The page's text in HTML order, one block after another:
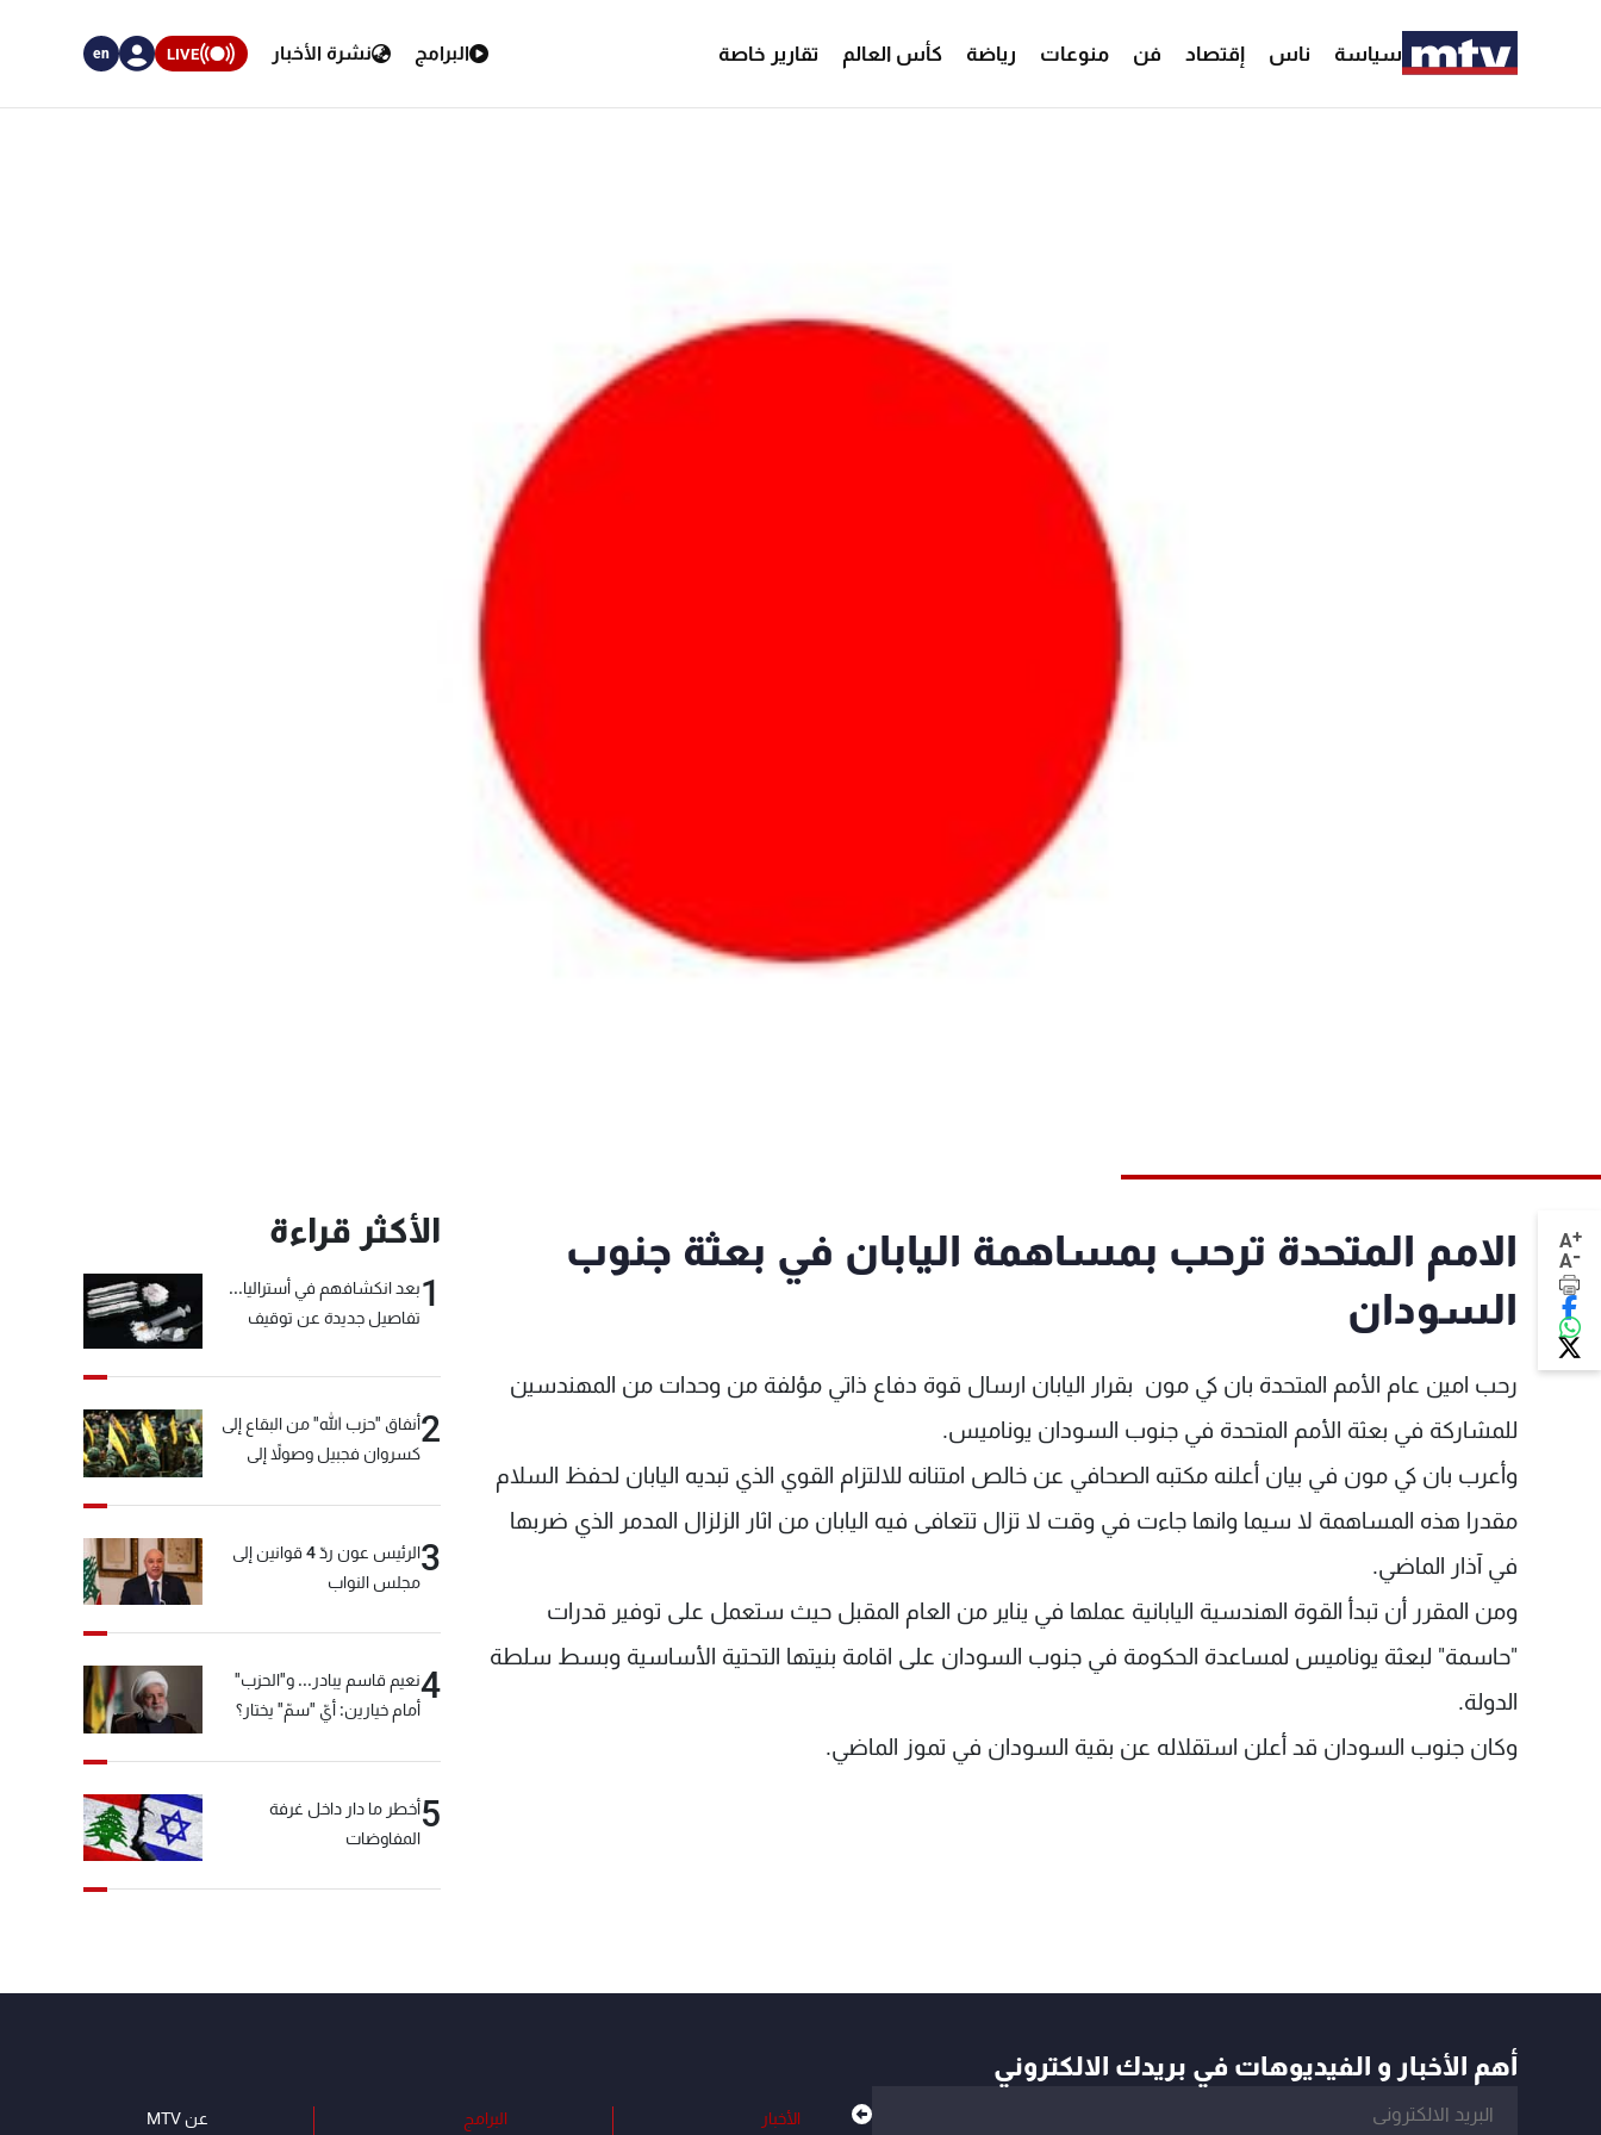
سياسة ناس إقتصاد فن منوعات رياضة كأس العالم تقارير خاصة البرامج نشرة الأخبار LIVE
en
A+
A-
الامم المتحدة ترحب بمساهمة اليابان في بعثة جنوب
السودان
رحب امين عام الأمم المتحدة بان كي مون بقرار اليابان ارسال قوة دفاع ذاتي مؤلفة من وحدات من المهندسين
للمشاركة في بعثة الأمم المتحدة في جنوب السودان يوناميس.
وأعرب بان كي مون في بيان أعلنه مكتبه الصحافي عن خالص امتنانه للالتزام القوي الذي تبديه اليابان لحفظ السلام
مقدرا هذه المساهمة لا سيما وانها جاءت في وقت لا تزال تتعافى فيه اليابان من اثار الزلزال المدمر الذي ضربها
في آذار الماضي.
ومن المقرر أن تبدأ القوة الهندسية اليابانية عملها في يناير من العام المقبل حيث ستعمل على توفير قدرات
"حاسمة" لبعثة يوناميس لمساعدة الحكومة في جنوب السودان على اقامة بنيتها التحتية الأساسية وبسط سلطة
الدولة.
وكان جنوب السودان قد أعلن استقلاله عن بقية السودان في تموز الماضي.
الأكثر قراءة
1بعد انكشافهم في أستراليا...
تفاصيل جديدة عن توقيف
2أنفاق "حزب الله" من البقاع إلى
كسروان فجبيل وصولاً إلى
3
الرئيس عون ردّ 4 قوانين إلى
مجلس النواب
4نعيم قاسم يبادر... و"الحزب"
أمام خيارين: أيّ "سمّ" يختار؟
5أخطر ما دار داخل غرفة
المفاوضات
أهم الأخبار و الفيديوهات في بريدك الالكتروني
الأخبار
البرامج عن MTV